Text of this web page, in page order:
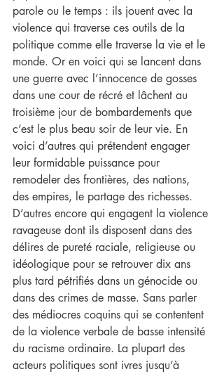
parole ou le temps : ils jouent avec la
violence qui traverse ces outils de la
politique comme elle traverse la vie et le
monde. Or en voici qui se lancent dans
une guerre avec l’innocence de gosses
dans une cour de récré et lâchent au
troisième jour de bombardements que
c’est le plus beau soir de leur vie. En
voici d’autres qui prétendent engager
leur formidable puissance pour
remodeler des frontières, des nations,
des empires, le partage des richesses.
D’autres encore qui engagent la violence
ravageuse dont ils disposent dans des
délires de pureté raciale, religieuse ou
idéologique pour se retrouver dix ans
plus tard pétrifiés dans un génocide ou
dans des crimes de masse. Sans parler
des médiocres coquins qui se contentent
de la violence verbale de basse intensité
du racisme ordinaire. La plupart des
acteurs politiques sont ivres jusqu’à